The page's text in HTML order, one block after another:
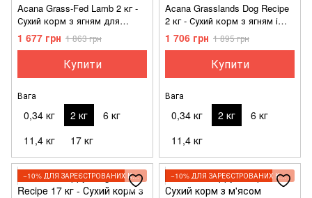
Acana Grass-Fed Lamb 2 кг -
Сухий корм з ягням для
собак всіх порід на всіх
стадіях життя з чутливим
травленням
1 677 грн 1 863 грн
Купити
Вага
0,34 кг 2 кг
6 кг
11,4 кг
17 кг
Acana Grasslands Dog Recipe
2 кг - Сухий корм з ягням і
качкою для собак різного
віку і порід
1 706 грн 1 895 грн
Купити
Вага
0,34 кг 2 кг
6 кг
11,4 кг
−10% ДЛЯ ЗАРЕЄСТРОВАНИХ КЛІЄНТІВ −10% ДЛЯ ЗАРЕЄСТРОВАНИХ КЛІЄНТІВ